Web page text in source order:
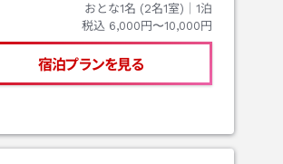
おとな1名 (2名1室)｜ 1泊
税込 6,000円〜10,000円
宿泊プランを見る